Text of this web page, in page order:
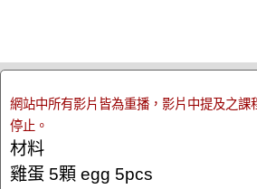
網站中所有影片皆為重播，影片中提及之課
停止。
材料
雞蛋 5顆 egg 5pcs